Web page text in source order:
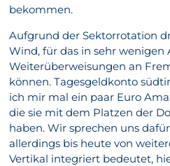
bekommen.
Aufgrund der Sektorrotation
Wind, für das in sehr wenigen
Weiterüberweisungen an
können. Tagesgeldkonto
ich mir mal ein paar Euro
die sie mit dem Platzen der
haben. Wir sprechen uns
allerdings bis heute von
Vertikal integriert bedeutet,